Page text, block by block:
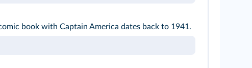
book with Captain America dates back to 1941.